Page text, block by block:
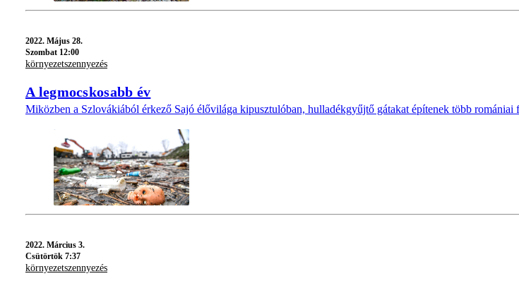
2022. Május 28.
Szombat 12:00
környezetszennyezés
A legmocskosabb év
Miközben a Szlovákiából érkező Sajó élővilága kipusztulóban, hulladékgyűjtő gátakat építenek több romániai
2022. Március 3.
Csütörtök 7:37
környezetszennyezés